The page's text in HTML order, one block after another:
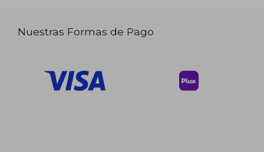
Nuestras Formas de Pago